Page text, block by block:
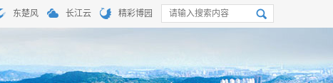
东楚风 长江云 精彩博园